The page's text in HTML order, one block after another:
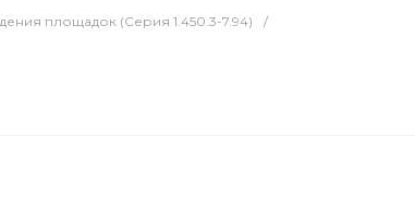
площадок (Серия 1.450.3-7.94)
/